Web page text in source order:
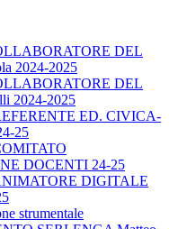
DEL
2024-2025
DEL
2024-2025
ED. CIVICA-
25
DOCENTI 24-25
DIGITALE
strumentale